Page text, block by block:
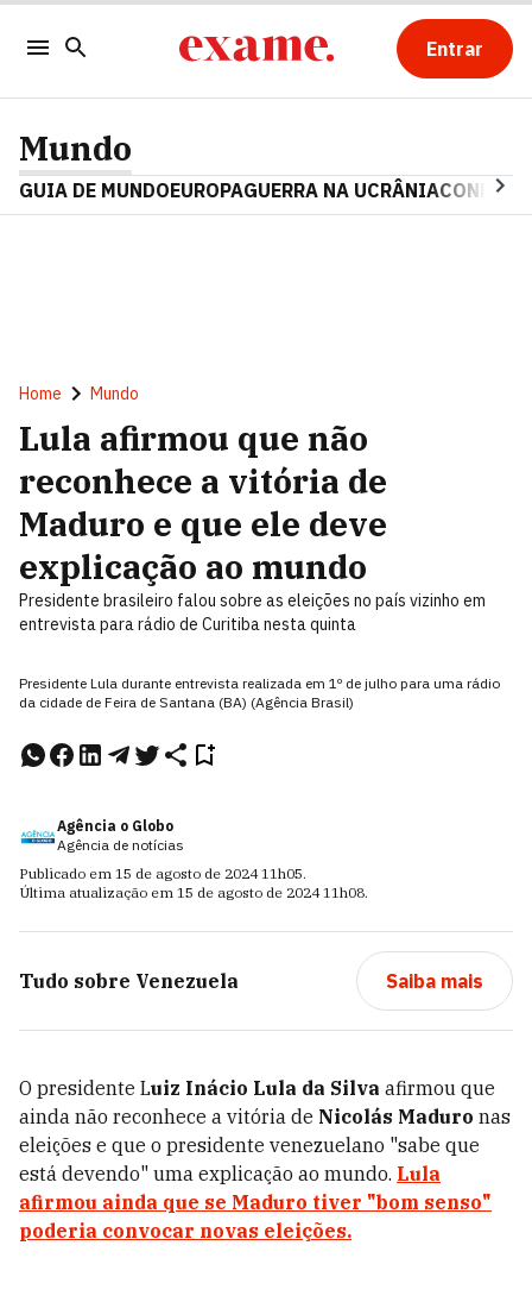
Entrar
Mundo
GUIA DE MUNDOEUROPAGUERRA NA UCRÂNIA
Home Mundo
Lula afirmou que não
reconhece a vitória de
Maduro e que ele deve
explicação ao mundo
Presidente brasileiro falou sobre as eleições no país vizinho em
entrevista para rádio de Curitiba nesta quinta
Presidente Lula durante entrevista realizada em 1º de julho para uma rádio
da cidade de Feira de Santana (BA) (Agência Brasil)
Agência o Globo
Agência de notícias
Publicado em 15 de agosto de 2024 11h05.
Última atualização em 15 de agosto de 2024 11h08.
Tudo sobre Venezuela Saiba mais
O presidente Luiz Inácio Lula da Silva afirmou que
ainda não reconhece a vitória de Nicolás Maduro nas
eleições e que o presidente venezuelano "sabe que
está devendo" uma explicação ao mundo. Lula
afirmou ainda que se Maduro tiver "bom senso"
poderia convocar novas eleições.